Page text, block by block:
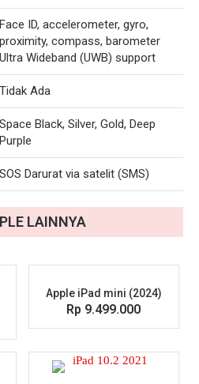
Face ID, accelerometer, gyro,
proximity, compass, barometer
Ultra Wideband (UWB) support
Tidak Ada
Space Black, Silver, Gold, Deep
Purple
SOS Darurat via satelit (SMS)
LAINNYA
Apple iPad mini (2024)
Rp 9.499.000